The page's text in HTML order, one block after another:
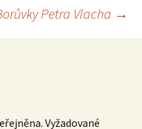
Petra Vlacha →
Vyžadované